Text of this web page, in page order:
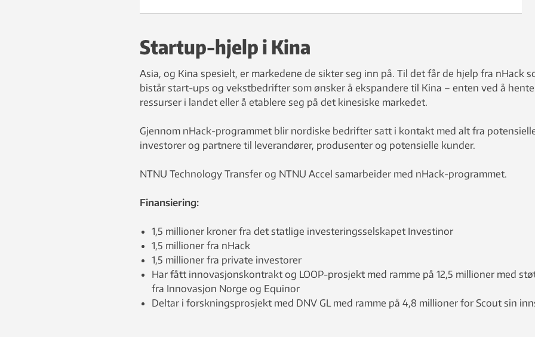
Startup-hjelp i Kina
Asia, og Kina spesielt, er markedene de sikter seg inn på. Til det får de hjelp fra nHack
bistår start-ups og vekstbedrifter som ønsker å ekspandere til Kina – enten ved å hente
ressurser i landet eller å etablere seg på det kinesiske markedet.
Gjennom nHack-programmet blir nordiske bedrifter satt i kontakt med alt fra
investorer og partnere til leverandører, produsenter og potensielle kunder.
NTNU Technology Transfer og NTNU Accel samarbeider med nHack-programmet.
Finansiering:
1,5 millioner kroner fra det statlige investeringsselskapet Investinor
1,5 millioner fra nHack
1,5 millioner fra private investorer
Har fått innovasjonskontrakt og LOOP-prosjekt med ramme på 12,5 millioner med
fra Innovasjon Norge og Equinor
Deltar i forskningsprosjekt med DNV GL med ramme på 4,8 millioner for Scout sin